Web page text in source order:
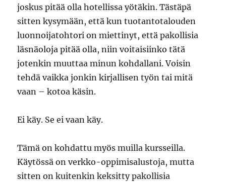
joskus pitää olla hotellissa yötäkin. Tästäpä
sitten kysymään, että kun tuotantotalouden
luonnoijatohtori on miettinyt, että pakollisia
läsnäoloja pitää olla, niin voitaisiinko tätä
jotenkin muuttaa minun kohdallani. Voisin
tehdä vaikka jonkin kirjallisen työn tai mitä
vaan – kotoa käsin.
Ei käy. Se ei vaan käy.
Tämä on kohdattu myös muilla kursseilla.
Käytössä on verkko-oppimisalustoja, mutta
sitten on kuitenkin keksitty pakollisia